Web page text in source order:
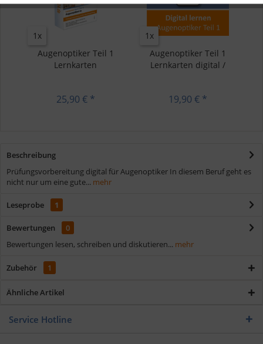
1x
Augenoptiker Teil 1
Lernkarten
25,90 € *
1x
Augenoptiker Teil 1
Lernkarten digital /
19,90 € *
Beschreibung
Prüfungsvorbereitung digital für Augenoptiker In diesem Beruf geht es
nicht nur um eine gute... mehr
Leseprobe 1
Bewertungen
0
Bewertungen lesen, schreiben und diskutieren... mehr
Zubehör 1
Ähnliche Artikel
Service Hotline